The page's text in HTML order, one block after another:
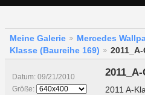
Meine Galerie Mercedes
Klasse (Baureihe 169)
Datum: 09/21/2010
Größe:
2011 A-